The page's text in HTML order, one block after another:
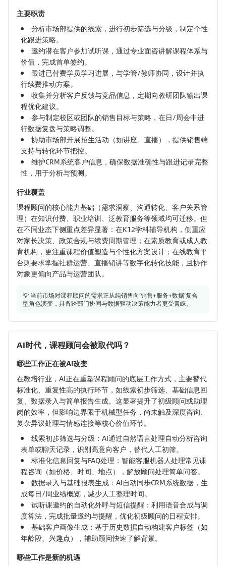
主要职责
分析市场部提供的线索，进行初步筛选与分级，制定个性
化跟进策略。
邀约潜在客户参加试听课，通过专业面咨讲解课程体系与
价值，完成首单签约。
跟进已付费学员学习进展，与学管/教师协同，设计并执
行续费推动方案。
收集并分析客户反馈与竞品信息，定期向教研团队输出课
程优化建议。
参与制定校区或团队的销售目标与策略，在日/周会中进
行数据复盘与策略调整。
协助市场部开展招生活动（如讲座、直播），提供销售端
支持与转化环节把控。
维护CRM系统客户信息，确保数据准确性与跟进记录完整
性，用于分析与预测。
行业覆盖
课程顾问的核心能力基础（需求洞察、沟通转化、客户关系管
理）在知识付费、职业培训、泛教育服务等领域均可迁移。但
在不同业态下侧重点差异显著：在K12学科辅导机构，侧重应
对家长决策、政策合规与续费周期管理；在素质教育或成人教
育机构，更注重课程价值塑造与个性化方案设计；在线教育平
台则要求掌握社群运营、直播销讲等数字化转化技能，且协作
对象更偏向产品与运营团队。
💡 当前市场对课程顾问的需求正从纯销售向‘销售+服务+数据’复合
型角色演变，具备跨部门协同与数据驱动决策能力者更受青睐。
AI时代，课程顾问会被取代吗？
哪些工作正在被AI改变
在教培行业，AI正在重塑课程顾问的底层工作方式，主要替代
标准化、重复性高的执行环节，如线索初步筛选、基础信息回
复、数据录入与简单报告生成。这显著提升了初级顾问或助理
岗的效率，但影响边界限于机械型任务，尚未触及深度咨询、
复杂异议处理与情感连接等核心价值环节。
线索初步筛选与分级：AI通过自然语言处理自动分析咨询
表单或聊天记录，识别高意向客户，替代人工初筛。
标准化信息回复与FAQ处理：智能客服机器人处理常见课
程咨询（如价格、时间、地点），解放顾问处理简单问答。
数据录入与基础报表生成：AI自动同步CRM系统数据，生
成每日/周业绩概览，减少人工整理时间。
试听课邀约的自动化外呼与短信提醒：利用语音合成与调
度算法，完成批量邀约与提醒，优化初级顾问的日程安排。
基础客户画像生成：基于历史数据自动构建客户标签（如
年龄段、兴趣点），辅助顾问快速了解背景。
哪些工作是新的机遇